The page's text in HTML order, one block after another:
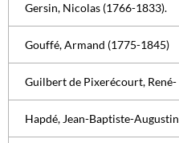
Gersin, Nicolas (1766-1833).
Gouffé, Armand (1775-1845)
Guilbert de Pixerécourt, René-
Hapdé, Jean-Baptiste-Augustin